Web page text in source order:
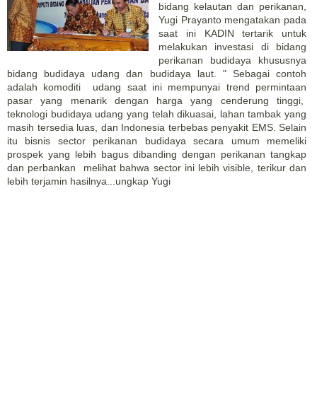
bidang kelautan dan perikanan,
Yugi Prayanto mengatakan pada
saat ini KADIN tertarik untuk
melakukan investasi di bidang
perikanan budidaya khususnya
bidang budidaya udang dan budidaya laut. " Sebagai contoh
adalah komoditi udang saat ini mempunyai trend permintaan
pasar yang menarik dengan harga yang cenderung tinggi,
teknologi budidaya udang yang telah dikuasai, lahan tambak yang
masih tersedia luas, dan Indonesia terbebas penyakit EMS. Selain
itu bisnis sector perikanan budidaya secara umum memeliki
prospek yang lebih bagus dibanding dengan perikanan tangkap
dan perbankan melihat bahwa sector ini lebih visible, terikur dan
lebih terjamin hasilnya...ungkap Yugi